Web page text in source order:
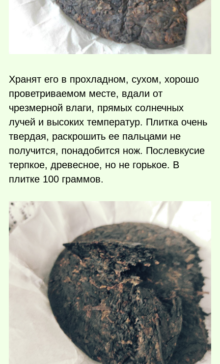
Хранят его в прохладном, сухом, хорошо
проветриваемом месте, вдали от
чрезмерной влаги, прямых солнечных
лучей и высоких температур. Плитка очень
твердая, раскрошить ее пальцами не
получится, понадобится нож. Послевкусие
терпкое, древесное, но не горькое. В
плитке 100 граммов.